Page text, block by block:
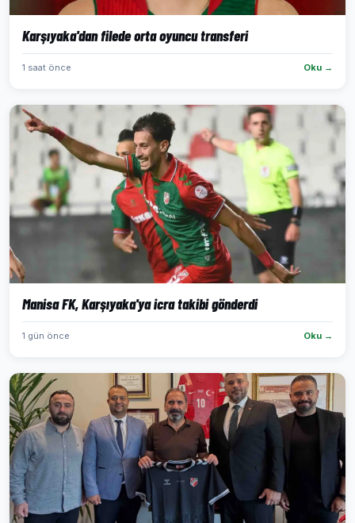
Karşıyaka'dan filede orta oyuncu transferi
1 saat önce Oku →
Manisa FK, Karşıyaka'ya icra takibi gönderdi
1 gün önce Oku →